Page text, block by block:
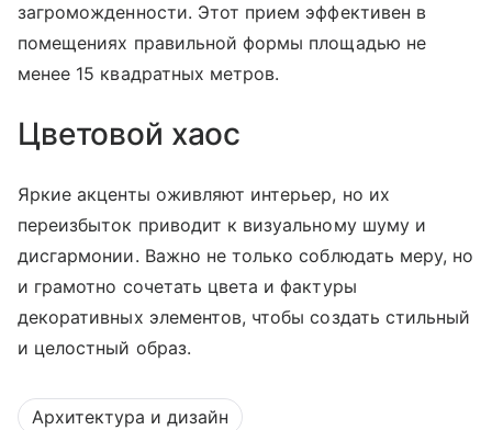
загроможденности. Этот прием эффективен в
помещениях правильной формы площадью не
менее 15 квадратных метров.
Цветовой хаос
Яркие акценты оживляют интерьер, но их
переизбыток приводит к визуальному шуму и
дисгармонии. Важно не только соблюдать меру, но
и грамотно сочетать цвета и фактуры
декоративных элементов, чтобы создать стильный
и целостный образ.
Архитектура и дизайн